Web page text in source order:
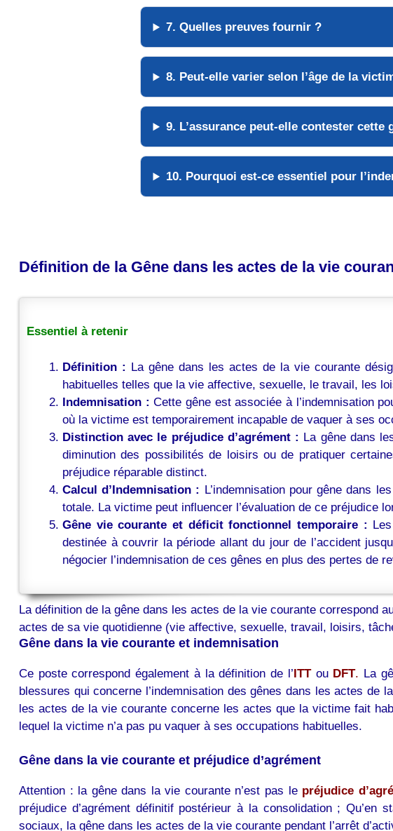
7. Quelles preuves fournir ?
8. Peut-elle varier selon l’âge de la
9. L’assurance peut-elle contester cette
10. Pourquoi est-ce essentiel pour
Définition de la Gêne dans les actes de la vie
Essentiel à retenir
Définition : La gêne dans les actes de la vie courante
habituelles telles que la vie affective, sexuelle, le travail, les
Indemnisation : Cette gêne est associée à l’indemnisation
où la victime est temporairement incapable de vaquer à ses
Distinction avec le préjudice d’agrément : La gêne dans
diminution des possibilités de loisirs ou de pratiquer
préjudice réparable distinct.
Calcul d’Indemnisation : L’indemnisation pour gêne dans
totale. La victime peut influencer l’évaluation de ce préjudice
Gêne vie courante et déficit fonctionnel temporaire :
destinée à couvrir la période allant du jour de l’accident
négocier l’indemnisation de ces gênes en plus des pertes de
La définition de la gêne dans les actes de la vie courante correspond
actes de sa vie quotidienne (vie affective, sexuelle, travail, loisirs,
Gêne dans la vie courante et indemnisation
Ce poste correspond également à la définition de l’ ITTou DFT. La
blessures qui concerne l’indemnisation des gênes dans les actes de
les actes de la vie courante concerne les actes que la victime fait
lequel la victime n’a pas pu vaquer à ses occupations habituelles.
Gêne dans la vie courante et préjudice d’agrément
Attention : la gêne dans la vie courante n’est pas le préjudice
préjudice d’agrément définitif postérieur à la consolidation ;
sociaux, la gêne dans les actes de la vie courante pendant l’arrêt